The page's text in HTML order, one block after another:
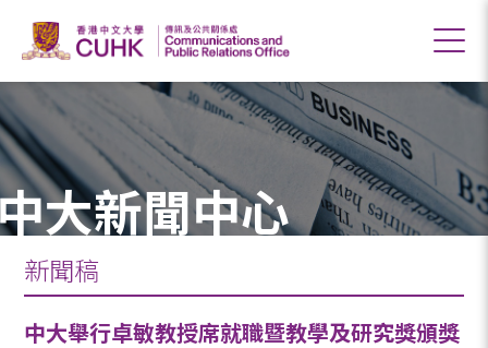
大新聞中心
新聞稿
中大舉行卓敏教授席就職暨教學及研究獎頒獎